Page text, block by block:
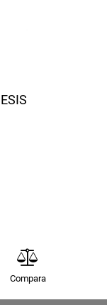
Compara